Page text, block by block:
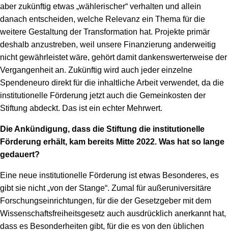
aber zukünftig etwas „wählerischer“ verhalten und allein
danach entscheiden, welche Relevanz ein Thema für die
weitere Gestaltung der Transformation hat. Projekte primär
deshalb anzustreben, weil unsere Finanzierung anderweitig
nicht gewährleistet wäre, gehört damit dankenswerterweise der
Vergangenheit an. Zukünftig wird auch jeder einzelne
Spendeneuro direkt für die inhaltliche Arbeit verwendet, da die
institutionelle Förderung jetzt auch die Gemeinkosten der
Stiftung abdeckt. Das ist ein echter Mehrwert.
Die Ankündigung, dass die Stiftung die institutionelle
Förderung erhält, kam bereits Mitte 2022. Was hat so lange
gedauert?
Eine neue institutionelle Förderung ist etwas Besonderes, es
gibt sie nicht „von der Stange“. Zumal für außeruniversitäre
Forschungseinrichtungen, für die der Gesetzgeber mit dem
Wissenschaftsfreiheitsgesetz auch ausdrücklich anerkannt hat,
dass es Besonderheiten gibt, für die es von den üblichen